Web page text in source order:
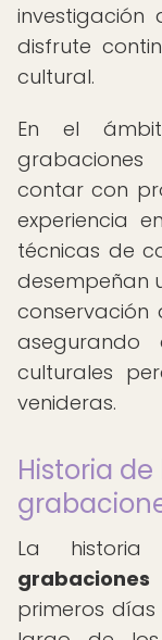
investigación
disfrute
cultural.
En el
contar con
experiencia
técnicas de
desempeñan
culturales
venideras.
Historia
La
grabaciones
primeros